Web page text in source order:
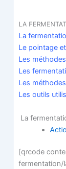
LA
La
Le poin­tage
Les
Les
Les
Les outils
La
[qrcode
fermentation/